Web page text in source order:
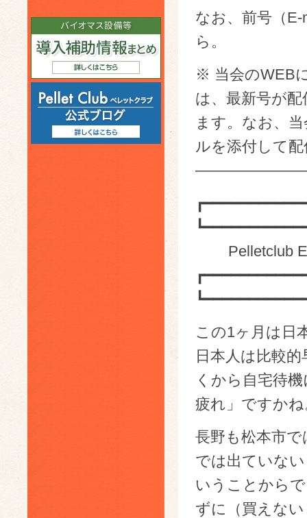
なお、前号（
ら。
※ 当会のWEB
は、最新号が
ます。なお、
ルを添付して
Pelletclub
この1ヶ月は日
日本人は比較的
くから自宅待
疲れ」ですかね
長野も松本市
では出ていな
いうことから
ずに（買えな